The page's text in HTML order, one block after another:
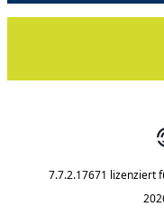
7.7.2.17671 lizenziert